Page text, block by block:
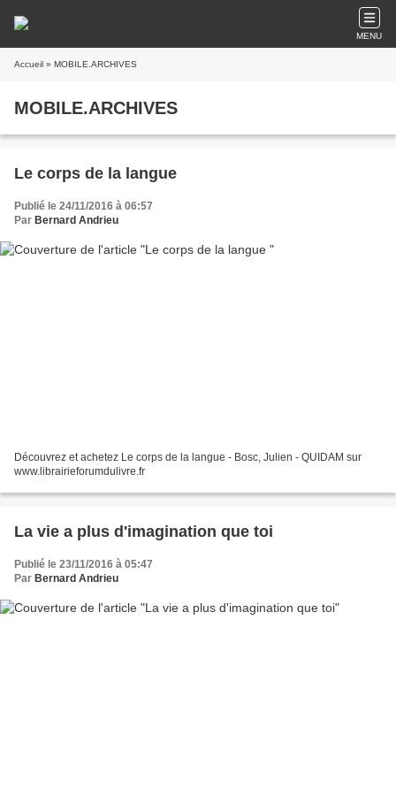
MENU
Accueil » MOBILE.ARCHIVES
MOBILE.ARCHIVES
Le corps de la langue
Publié le 24/11/2016 à 06:57
Par Bernard Andrieu
Découvrez et achetez Le corps de la langue - Bosc, Julien - QUIDAM sur
www.librairieforumdulivre.fr
La vie a plus d'imagination que toi
Publié le 23/11/2016 à 05:47
Par Bernard Andrieu